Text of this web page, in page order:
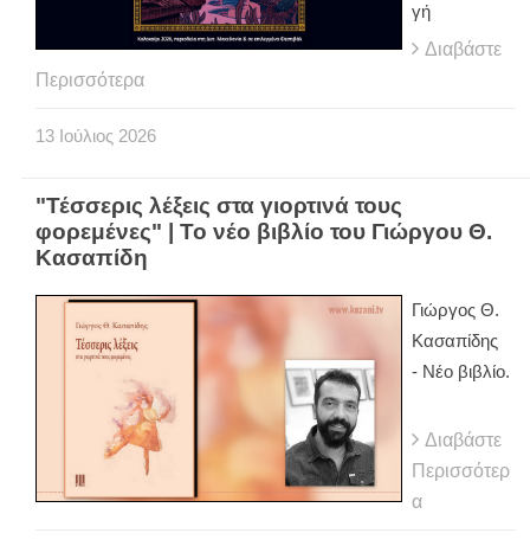
γή
Διαβάστε
Περισσότερα
13 Ιούλιος 2026
"Τέσσερις λέξεις στα γιορτινά τους
φορεμένες" | Το νέο βιβλίο του Γιώργου Θ.
Κασαπίδη
Γιώργος Θ.
Κασαπίδης
- Νέο βιβλίο.
Διαβάστε
Περισσότερ
α